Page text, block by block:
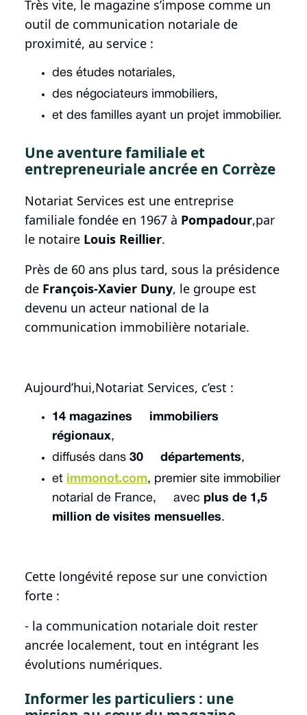
Très vite, le magazine s’impose comme un
outil de communication notariale de
proximité, au service :
des études notariales,
des négociateurs immobiliers,
et des familles ayant un projet immobilier.
Une aventure familiale et
entrepreneuriale ancrée en Corrèze
Notariat Services est une entreprise
familiale fondée en 1967 à Pompadour,par
le notaire Louis Reillier.
Près de 60 ans plus tard, sous la présidence
de François-Xavier Duny, le groupe est
devenu un acteur national de la
communication immobilière notariale.
Aujourd’hui,Notariat Services, c’est :
14 magazines immobiliers
régionaux,
diffusés dans 30 départements,
et immonot.com, premier site immobilier
notarial de France, avec plus de 1,5
million de visites mensuelles.
Cette longévité repose sur une conviction
forte :
- la communication notariale doit rester
ancrée localement, tout en intégrant les
évolutions numériques.
Informer les particuliers : une